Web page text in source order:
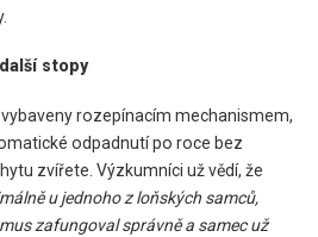
stopy
rozepínacím mechanismem,
odpadnutí po roce bez
zvířete. Výzkumníci už vědí, že
u jednoho z loňských samců,
zafungoval správně a samec už